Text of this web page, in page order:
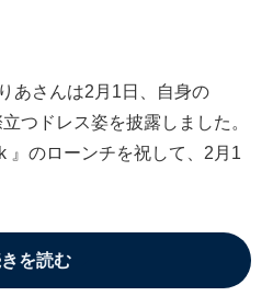
あさんは2月1日、自身の
つドレス姿を披露しました。
』のローンチを祝して、2月1
を読む